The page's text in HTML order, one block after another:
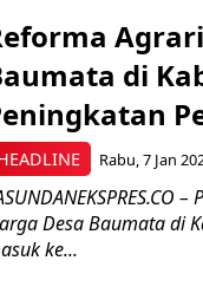
di
Rabu, 7 Jan
Desa Baumata di
ke...